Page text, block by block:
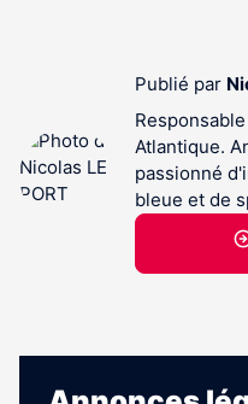
Publié par
Atlantique.
passionné
bleue et de